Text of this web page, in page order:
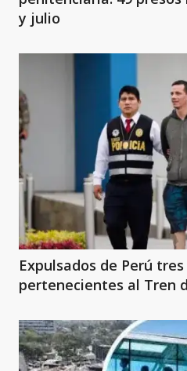
y julio
Expulsados de Perú
pertenecientes al Tren